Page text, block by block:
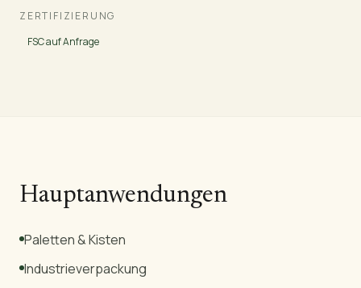
ZERTIFIZIERUNG
FSC auf Anfrage
Hauptanwendungen
Paletten & Kisten
Industrieverpackung